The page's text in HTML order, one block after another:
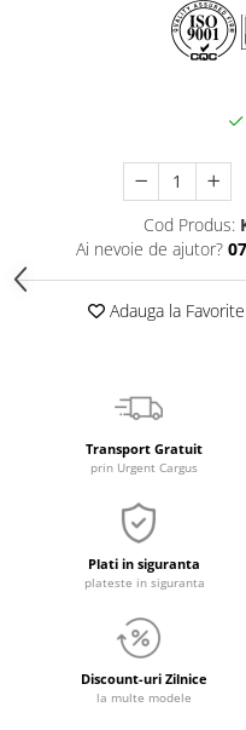
Cod Produs:
Ai nevoie de ajutor?
Adauga la Favorite
Transport Gratuit
prin Urgent Cargus
Plati in siguranta
plateste in siguranta
Discount-uri Zilnice
la multe modele